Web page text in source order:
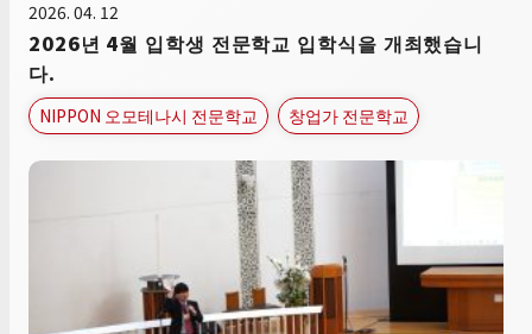
2026. 04. 12
2026년 4월 입학생 전문학교 입학식을 개최했습니
다.
NIPPON 오모테나시 전문학교 창업가 전문학교